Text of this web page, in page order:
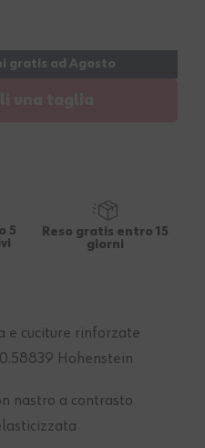
5
Reso gratis entro 15
giorni
e cuciture rinforzate
Hohenstein
nastro a contrasto